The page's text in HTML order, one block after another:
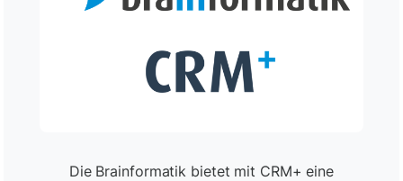
Die Brainformatik bietet mit CRM+ eine